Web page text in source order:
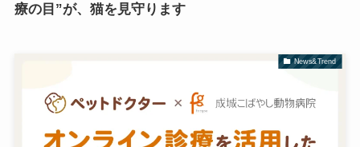
療の目”が、猫を見守ります
News&Trend